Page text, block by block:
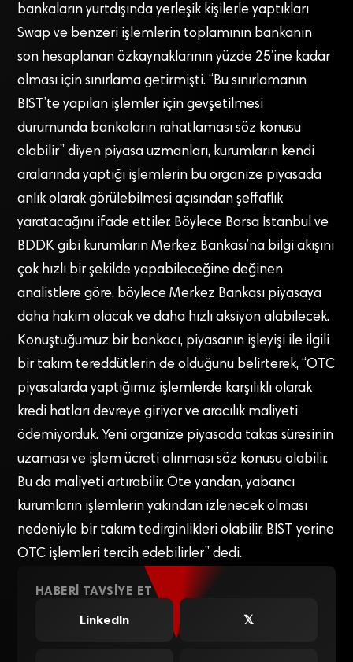
bankaların yurtdışında yerleşik kişilerle yaptıkları
Swap ve benzeri işlemlerin toplamının bankanın
son hesaplanan özkaynaklarının yüzde 25’ine kadar
olması için sınırlama getirmişti. “Bu sınırlamanın
BIST’te yapılan işlemler için gevşetilmesi
durumunda bankaların rahatlaması söz konusu
olabilir” diyen piyasa uzmanları, kurumların kendi
aralarında yaptığı işlemlerin bu organize piyasada
anlık olarak görülebilmesi açısından şeffaflık
yaratacağını ifade ettiler. Böylece Borsa İstanbul ve
BDDK gibi kurumların Merkez Bankası’na bilgi akışını
çok hızlı bir şekilde yapabileceğine değinen
analistlere göre, böylece Merkez Bankası piyasaya
daha hakim olacak ve daha hızlı aksiyon alabilecek.
Konuştuğumuz bir bankacı, piyasanın işleyişi ile ilgili
bir takım tereddütlerin de olduğunu belirterek, “OTC
piyasalarda yaptığımız işlemlerde karşılıklı olarak
kredi hatları devreye giriyor ve aracılık maliyeti
ödemiyorduk. Yeni organize piyasada takas süresinin
uzaması ve işlem ücreti alınması söz konusu olabilir.
Bu da maliyeti artırabilir. Öte yandan, yabancı
kurumların işlemlerin yakından izlenecek olması
nedeniyle bir takım tedirginlikleri olabilir, BIST yerine
OTC işlemleri tercih edebilirler” dedi.
HABERI TAVSIYE ET
LinkedIn
𝕏